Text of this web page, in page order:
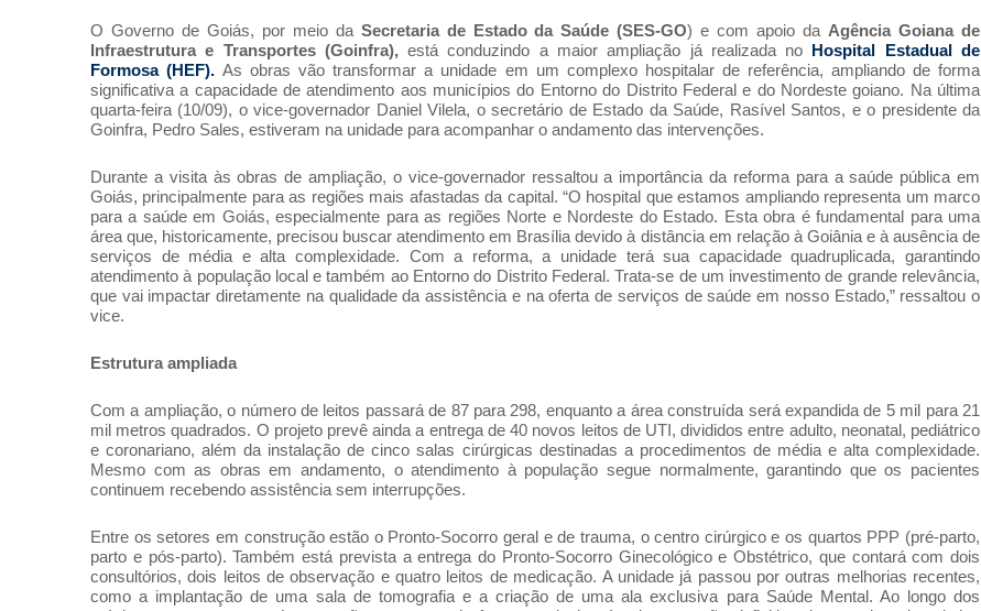
O Governo de Goiás, por meio da Secretaria de Estado da Saúde (SES-GO) e com apoio da Agência Goiana de
Infraestrutura e Transportes (Goinfra),está conduzindo a maior ampliação já realizada no Hospital Estadual de
Formosa (HEF). As obras vão transformar a unidade em um complexo hospitalar de referência, ampliando de forma
significativa a capacidade de atendimento aos municípios do Entorno do Distrito Federal e do Nordeste goiano. Na última
quarta-feira (10/09), o vice-governador Daniel Vilela, o secretário de Estado da Saúde, Rasível Santos, e o presidente da
Goinfra, Pedro Sales, estiveram na unidade para acompanhar o andamento das intervenções.
Durante a visita às obras de ampliação, o vice-governador ressaltou a importância da reforma para a saúde pública em
Goiás, principalmente para as regiões mais afastadas da capital. “O hospital que estamos ampliando representa um marco
para a saúde em Goiás, especialmente para as regiões Norte e Nordeste do Estado. Esta obra é fundamental para uma
área que, historicamente, precisou buscar atendimento em Brasília devido à distância em relação à Goiânia e à ausência de
serviços de média e alta complexidade. Com a reforma, a unidade terá sua capacidade quadruplicada, garantindo
atendimento à população local e também ao Entorno do Distrito Federal. Trata-se de um investimento de grande relevância,
que vai impactar diretamente na qualidade da assistência e na oferta de serviços de saúde em nosso Estado,” ressaltou o
vice.
Estrutura ampliada
Com a ampliação, o número de leitos passará de 87 para 298, enquanto a área construída será expandida de 5 mil para 21
mil metros quadrados. O projeto prevê ainda a entrega de 40 novos leitos de UTI, divididos entre adulto, neonatal, pediátrico
e coronariano, além da instalação de cinco salas cirúrgicas destinadas a procedimentos de média e alta complexidade.
Mesmo com as obras em andamento, o atendimento à população segue normalmente, garantindo que os pacientes
continuem recebendo assistência sem interrupções.
Entre os setores em construção estão o Pronto-Socorro geral e de trauma, o centro cirúrgico e os quartos PPP (pré-parto,
parto e pós-parto). Também está prevista a entrega do Pronto-Socorro Ginecológico e Obstétrico, que contará com dois
consultórios, dois leitos de observação e quatro leitos de medicação. A unidade já passou por outras melhorias recentes,
como a implantação de uma sala de tomografia e a criação de uma ala exclusiva para Saúde Mental. Ao longo dos